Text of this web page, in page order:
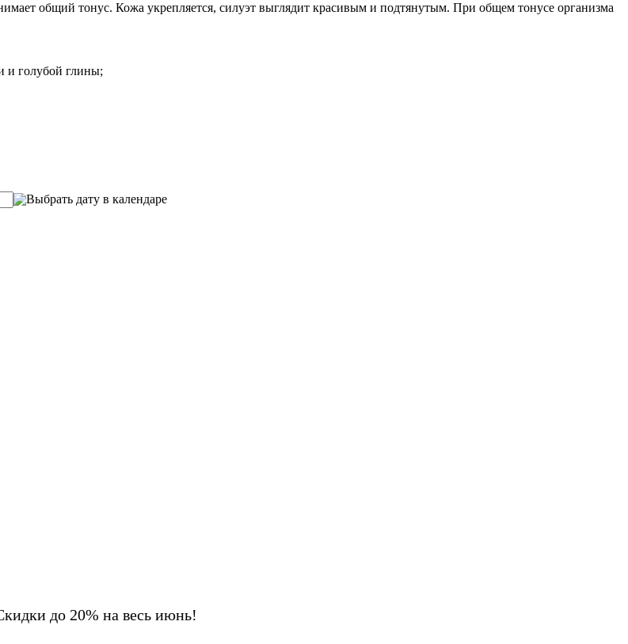
общий тонус. Кожа укрепляется, силуэт выглядит красивым и подтянутым. При общем тонусе организма
и голубой глины;
до 20% на весь июнь!